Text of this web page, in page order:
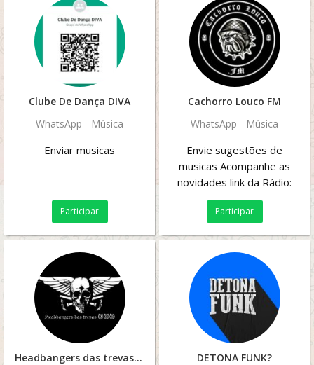
Clube De Dança DIVA
WhatsApp - Música
Enviar musicas
Participar
Cachorro Louco FM
WhatsApp - Música
Envie sugestões de
musicas Acompanhe as
novidades link da Rádio:
https://zeno.fm/cachorro-
louco/
Participar
Headbangers das trevas???
DETONA FUNK?